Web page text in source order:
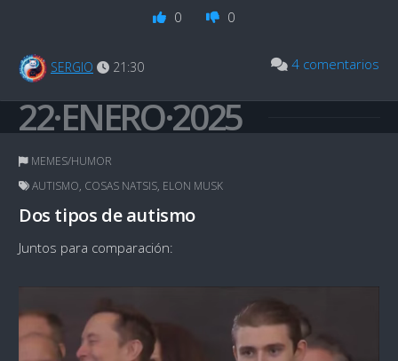
0 0
SERGIO 21:30 4 comentarios
22·ENERO·2025
MEMES/HUMOR
AUTISMO, COSAS NATSIS, ELON MUSK
Dos tipos de autismo
Juntos para comparación: